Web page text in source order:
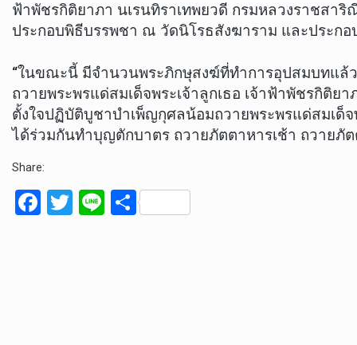
ฟ้าพัชรกิติยาภา นเรนทิราเทพยวดี กรมหลวงราชสา
ประกอบพิธีบรรพชา ณ วัดนิโรธสังฆาราม และประก
“ในขณะนี้ มีจำนวนพระภิกษุสงฆ์ที่ทำการอุปสมบทแล้
ถวายพระพรแด่สมเด็จพระเจ้าลูกเธอ เจ้าฟ้าพัชรกิติ
ตั้งใจปฏิบัติบูชาบำเพ็ญกุศลน้อมถวายพระพรแด่สมเด็
ได้ร่วมกันทำบุญตักบาตร ถวายภัตตาหารเช้า ถวายภั
Share:
F
T
Li S